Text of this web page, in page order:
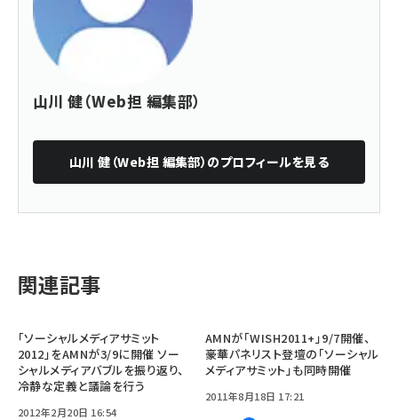
山川 健（Web担 編集部）
山川 健（Web担 編集部） のプロフィールを見る
関連記事
「ソーシャルメディアサミット
2012」をAMNが3/9に開催 ソー
シャルメディアバブルを振り返り、
冷静な定義と議論を行う
2012年2月20日 16:54
AMNが「WISH2011+」9/7開催、
豪華パネリスト登壇の「ソーシャル
メディアサミット」も同時開催
2011年8月18日 17:21